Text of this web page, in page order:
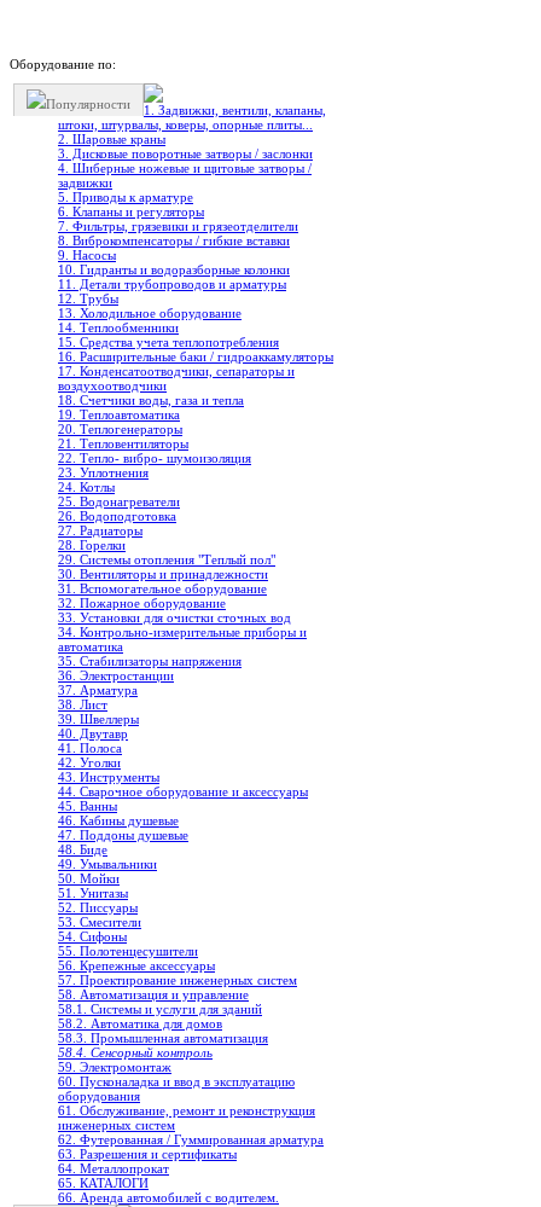
Оборудование по:
Популярности
1. Задвижки, вентили, клапаны,
штоки, штурвалы, коверы, опорные плиты...
2. Шаровые краны
3. Дисковые поворотные затворы / заслонки
4. Шиберные ножевые и щитовые затворы /
задвижки
5. Приводы к арматуре
6. Клапаны и регуляторы
7. Фильтры, грязевики и грязеотделители
8. Виброкомпенсаторы / гибкие вставки
9. Насосы
10. Гидранты и водоразборные колонки
11. Детали трубопроводов и арматуры
12. Трубы
13. Холодильное oборудование
14. Теплообменники
15. Средства учета теплопотребления
16. Расширительные баки / гидроаккамуляторы
17. Конденсатоотводчики, сепараторы и
воздухоотводчики
18. Счетчики воды, газа и тепла
19. Теплоавтоматика
20. Теплогенераторы
21. Тепловентиляторы
22. Тепло- вибро- шумоизоляция
23. Уплотнения
24. Котлы
25. Водонагреватели
26. Водоподготовка
27. Радиаторы
28. Горелки
29. Системы отопления "Теплый пол"
30. Вентиляторы и принадлежности
31. Вспомогательное оборудование
32. Пожарное оборудование
33. Установки для очистки сточных вод
34. Контрольно-измерительные приборы и
автоматика
35. Стабилизаторы напряжения
36. Электростанции
37. Арматура
38. Лист
39. Швеллеры
40. Двутавр
41. Полоса
42. Уголки
43. Инструменты
44. Сварочное оборудование и аксессуары
45. Ванны
46. Кабины душевые
47. Поддоны душевые
48. Биде
49. Умывальники
50. Мойки
51. Унитазы
52. Писсуары
53. Смесители
54. Сифоны
55. Полотенцесушители
56. Крепежные аксессуары
57. Проектирование инженерных систем
58. Автоматизация и управление
58.1. Системы и услуги для зданий
58.2. Автоматика для домов
58.3. Промышленная автоматизация
58.4. Сенсорный контроль
59. Электромонтаж
60. Пусконаладка и ввод в эксплуатацию
оборудования
61. Обслуживание, ремонт и реконструкция
инженерных систем
62. Футерованная / Гуммированная арматура
63. Разрешения и сертификаты
64. Металлопрокат
65. КАТАЛОГИ
66. Аренда автомобилей с водителем.